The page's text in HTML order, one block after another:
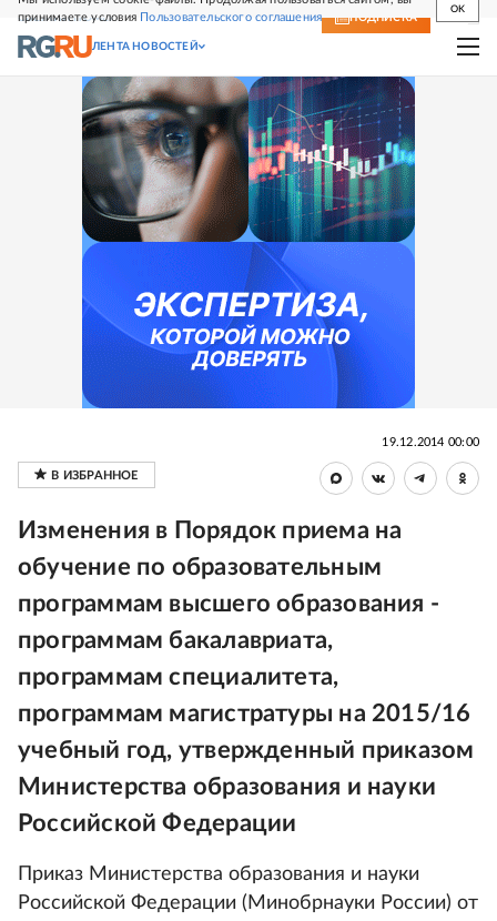
принимаете условия Пользовательского соглашения
OK
СВЕЖИЙ НОМЕР ПОДПИСКА
ЛЕНТА НОВОСТЕЙ
19.12.2014 00:00
Изменения в Порядок приема на
обучение по образовательным
программам высшего образования -
программам бакалавриата,
программам специалитета,
программам магистратуры на 2015/16
учебный год, утвержденный приказом
Министерства образования и науки
Российской Федерации
Приказ Министерства образования и науки
Российской Федерации (Минобрнауки России) от